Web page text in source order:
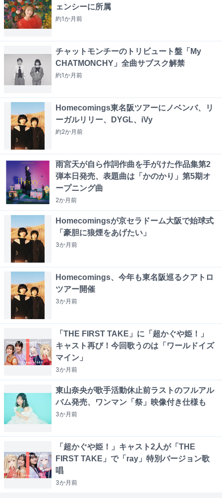
ェンシーに所属
約1か月前
チャットモンチーのトリビュート盤「My
CHATMONCHY」全曲サブスク解禁
約1か月前
Homecomings東名阪ツアーにノベンバ、リ
ーガルリリー、DYGL、iVy
約2か月前
雨宮天が自ら作詞作曲を手がけた作品集第2
弾本日発売、表題曲は「かのかり」第5期オ
ープニング曲
2か月前
Homecomingsが京セラドーム大阪で始球式
「豪胆に狼煙をあげたい」
3か月前
Homecomings、今年も東名阪巡るクアトロ
ツアー開催
3か月前
「THE FIRST TAKE」に「超かぐや姫！」
キャスト再び！今回歌うのは「ワールドイズ
マイン」
3か月前
東山奈央が歌手活動休止前ラストのフルアル
バム発売、ワンマン「祭」映像付き仕様も
3か月前
「超かぐや姫！」キャスト2人が「THE
FIRST TAKE」で「ray」特別バージョン歌
唱
3か月前